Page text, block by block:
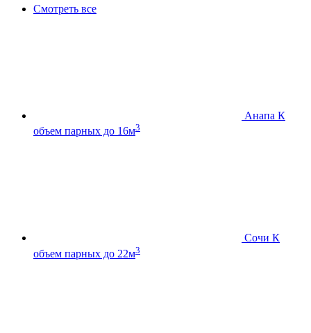
Смотреть все
Анапа К
объем парных до 16м3
Сочи К
объем парных до 22м3